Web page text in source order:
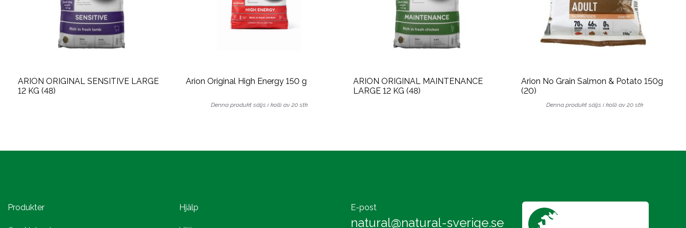
ARION ORIGINAL SENSITIVE LARGE
12 KG (48)
Arion Original High Energy 150 g
Denna produkt säljs i kolli av 20 stk
ARION ORIGINAL MAINTENANCE
LARGE 12 KG (48)
Arion No Grain Salmon & Potato 150g
(20)
Denna produkt säljs i kolli av 20 stk
Produkter Hjälp E-post
natural@natural-sverige.se